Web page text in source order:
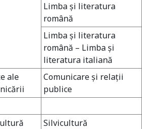
Limba şi literatura
română
Limba şi literatura
română – Limba şi
literatura italiană
ale
Comunicare şi relaţii
publice
Silvicultură